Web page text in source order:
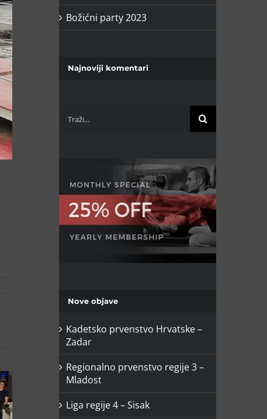
Božićni party 2023
Najnoviji komentari
Nove objave
Kadetsko prvenstvo Hrvatske –
Zadar
Regionalno prvenstvo regije 3 –
Mladost
Liga regije 4 – Sisak